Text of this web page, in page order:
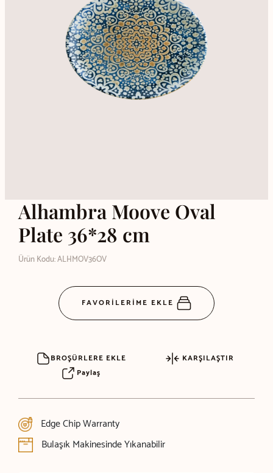
Alhambra Moove Oval
Plate 36*28 cm
Ürün Kodu: ALHMOV36OV
FAVORİLERİME EKLE
BROŞÜRLERE EKLE
KARŞILAŞTIR
Paylaş
Edge Chip Warranty
Bulaşık Makinesinde Yıkanabilir